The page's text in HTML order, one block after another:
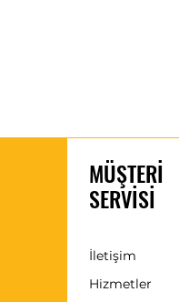
MÜŞTERİ
SERVİSİ
İletişim
Hizmetler